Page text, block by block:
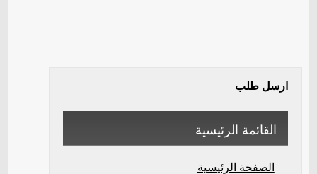
ارسل طلب
القائمة الرئيسية
الصفحة الرئيسية